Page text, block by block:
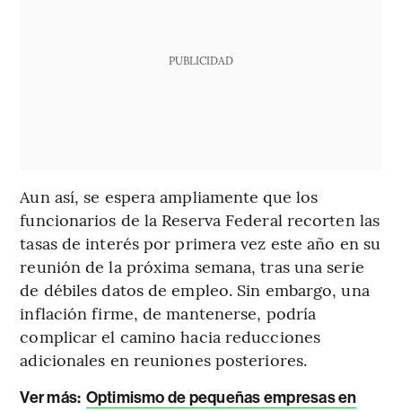
PUBLICIDAD
Aun así, se espera ampliamente que los
funcionarios de la Reserva Federal recorten las
tasas de interés por primera vez este año en su
reunión de la próxima semana, tras una serie
de débiles datos de empleo. Sin embargo, una
inflación firme, de mantenerse, podría
complicar el camino hacia reducciones
adicionales en reuniones posteriores.
Ver más: Optimismo de pequeñas empresas en